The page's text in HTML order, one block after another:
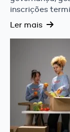
inscrições
Ler mais